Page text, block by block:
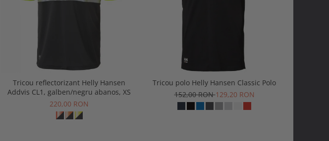
Tricou reflectorizant Helly Hansen
Addvis CL1, galben/negru abanos, XS
220,00 RON
Tricou polo Helly Hansen Classic Polo
152,00 RON129,20 RON